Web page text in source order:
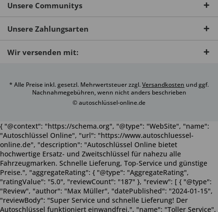
Unsere Communitys
Unsere Zahlungsarten
Wir versenden mit:
* Alle Preise inkl. gesetzl. Mehrwertsteuer zzgl.Versandkosten und ggf.
Nachnahmegebühren, wenn nicht anders beschrieben
© autoschlüssel-online.de
{ "@context": "https://schema.org", "@type": "WebSite", "name":
"Autoschlüssel Online", "url": "https://www.autoschluessel-
online.de", "description": "Autoschlüssel Online bietet
hochwertige Ersatz- und Zweitschlüssel für nahezu alle
Fahrzeugmarken. Schnelle Lieferung, Top-Service und günstige
Preise.", "aggregateRating": { "@type": "AggregateRating",
"ratingValue": "5.0", "reviewCount": "187" }, "review": [ { "@type":
"Review", "author": "Max Müller", "datePublished": "2024-01-15",
"reviewBody": "Super Service und schnelle Lieferung! Der
Autoschlüssel funktioniert einwandfrei.", "name": "Toller Service",